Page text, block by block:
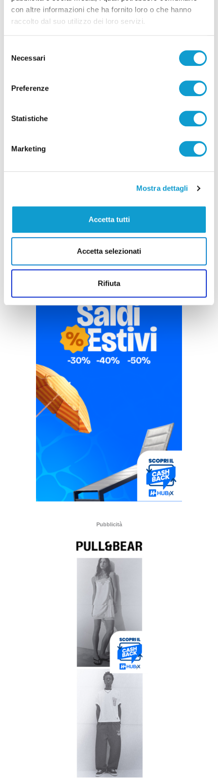
con altre informazioni che ha fornito loro o che hanno
raccolto dal suo utilizzo dei loro servizi.
delNecessari
Preferenze
Statistiche
Marketing
Mostra dettagli
Accetta tutti
Accetta selezionati
Rifiuta
Settore Giovanile Academy - Alessandro Re, da
di Rossella Luciani
Pubblicità